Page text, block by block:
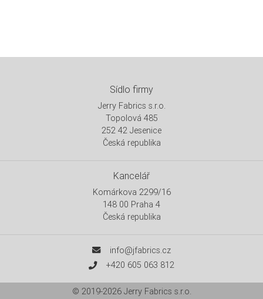
Sídlo firmy
Jerry Fabrics s.r.o.
Topolová 485
252 42 Jesenice
Česká republika
Kancelář
Komárkova 2299/16
148 00 Praha 4
Česká republika
info@jfabrics.cz
+420 605 063 812
© 2019-2026 Jerry Fabrics s.r.o.